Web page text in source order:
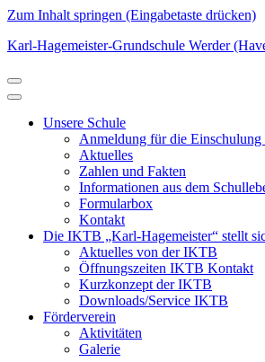
Zum Inhalt springen (Eingabetaste drücken)
Karl-Hagemeister-Grundschule Werder
Unsere Schule
Anmeldung für die Einschulung
Aktuelles
Zahlen und Fakten
Informationen aus dem
Formularbox
Kontakt
Die IKTB „Karl-Hagemeister“ stellt
Aktuelles von der IKTB
Öffnungszeiten IKTB Kontakt
Kurzkonzept der IKTB
Downloads/Service IKTB
Förderverein
Aktivitäten
Galerie